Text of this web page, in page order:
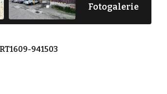
Fotogalerie
RT1609-941503